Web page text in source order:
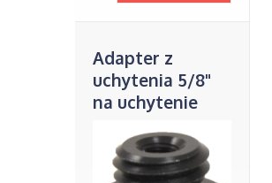
Adapter z
uchytenia 5/8"
na uchytenie